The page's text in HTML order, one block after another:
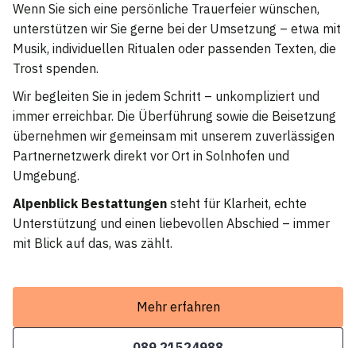
Wenn Sie sich eine persönliche Trauerfeier wünschen,
unterstützen wir Sie gerne bei der Umsetzung – etwa mit
Musik, individuellen Ritualen oder passenden Texten, die
Trost spenden.
Wir begleiten Sie in jedem Schritt – unkompliziert und
immer erreichbar. Die Überführung sowie die Beisetzung
übernehmen wir gemeinsam mit unserem zuverlässigen
Partnernetzwerk direkt vor Ort in Solnhofen und
Umgebung.
Alpenblick Bestattungen steht für Klarheit, echte
Unterstützung und einen liebevollen Abschied – immer
mit Blick auf das, was zählt.
Mehr erfahren